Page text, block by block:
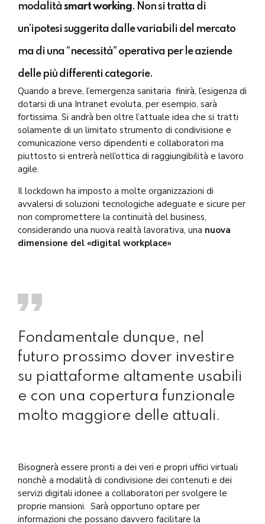
modalità smart working. Non si tratta di
un’ipotesi suggerita dalle variabili del mercato
ma di una “necessità” operativa per le aziende
delle più differenti categorie.
Quando a breve, l’emergenza sanitaria finirà, l’esigenza di
dotarsi di una Intranet evoluta, per esempio, sarà
fortissima. Si andrà ben oltre l’attuale idea che si tratti
solamente di un limitato strumento di condivisione e
comunicazione verso dipendenti e collaboratori ma
piuttosto si entrerà nell’ottica di raggiungibilità e lavoro
agile.
Il lockdown ha imposto a molte organizzazioni di
avvalersi di soluzioni tecnologiche adeguate e sicure per
non compromettere la continuità del business,
considerando una nuova realtà lavorativa, una nuova
dimensione del «digital workplace»
Fondamentale dunque, nel
futuro prossimo dover investire
su piattaforme altamente usabili
e con una copertura funzionale
molto maggiore delle attuali.
Bisognerà essere pronti a dei veri e propri uffici virtuali
nonchè a modalità di condivisione dei contenuti e dei
servizi digitali idonee a collaboratori per svolgere le
proprie mansioni. Sarà opportuno optare per
informazioni che possano davvero facilitare la